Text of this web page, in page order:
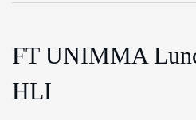
FT UNIMMA
HLI